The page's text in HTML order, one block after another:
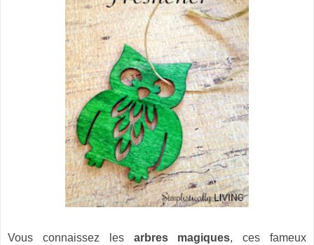
Vous connaissez les arbres magiques, ces fameux